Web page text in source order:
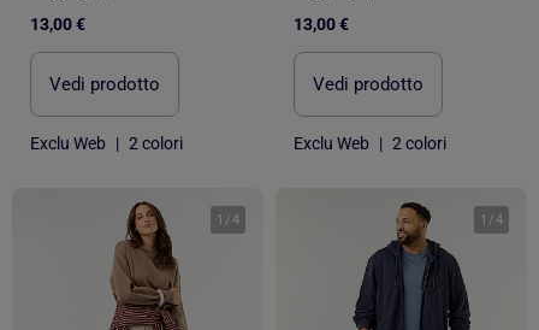
13,00 €
Vedi prodotto
Exclu Web | 2 colori
13,00 €
Vedi prodotto
Exclu Web | 2 colori
1 /4 1 /4